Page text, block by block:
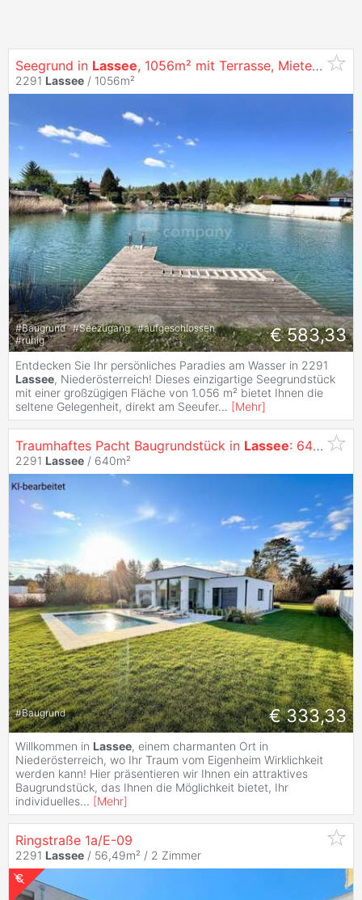
Seegrund in Lassee, 1056m² mit Terrasse, Miete nur 583,33 € – Natur pur genießen!
2291 Lassee / 1056m²
#Baugrund #Seezugang #aufgeschlossen
#ruhig € 583,33
Entdecken Sie Ihr persönliches Paradies am Wasser in 2291
Lassee, Niederösterreich! Dieses einzigartige Seegrundstück
mit einer großzügigen Fläche von 1.056 m² bietet Ihnen die
seltene Gelegenheit, direkt am Seeufer... [Mehr]
Traumhaftes Pacht Baugrundstück in Lassee: 640m² mit Garten und Stadtblick nur 333,33 € Miete pro Monat!
2291 Lassee / 640m²
#Baugrund € 333,33
Willkommen in Lassee, einem charmanten Ort in
Niederösterreich, wo Ihr Traum vom Eigenheim Wirklichkeit
werden kann! Hier präsentieren wir Ihnen ein attraktives
Baugrundstück, das Ihnen die Möglichkeit bietet, Ihr
individuelles... [Mehr]
Ringstraße 1a/E-09
2291 Lassee / 56,49m² / 2 Zimmer